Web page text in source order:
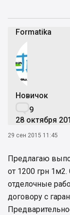
Formatika
Новичок
9
28 октября
29 сен 2015 11:45
Предлагаю
от 1200 грн
отделочные
договору с